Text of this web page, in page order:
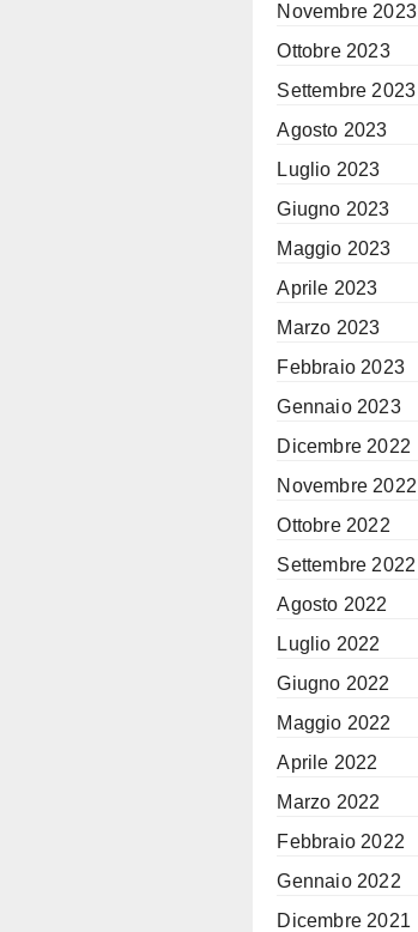
Novembre 2023
Ottobre 2023
Settembre 2023
Agosto 2023
Luglio 2023
Giugno 2023
Maggio 2023
Aprile 2023
Marzo 2023
Febbraio 2023
Gennaio 2023
Dicembre 2022
Novembre 2022
Ottobre 2022
Settembre 2022
Agosto 2022
Luglio 2022
Giugno 2022
Maggio 2022
Aprile 2022
Marzo 2022
Febbraio 2022
Gennaio 2022
Dicembre 2021